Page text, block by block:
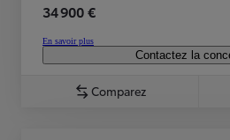
34 900 €
En savoir plus
Contactez la
Comparez